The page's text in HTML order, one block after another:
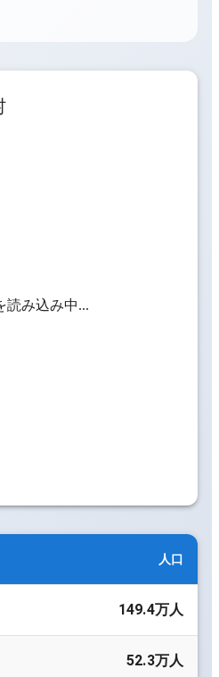
読み込み中...
人口
149.4万人
52.3万人